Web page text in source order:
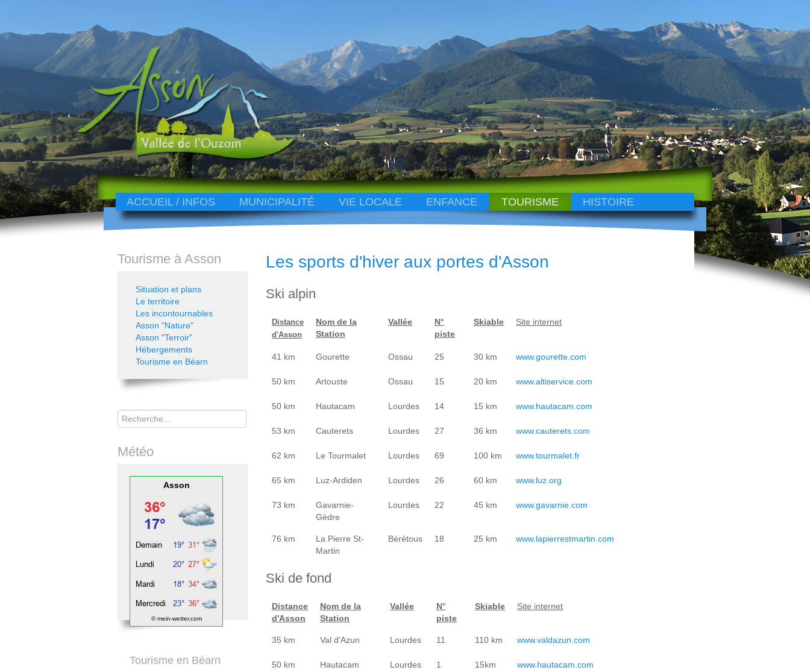
ACCUEIL / INFOS MUNICIPALITÉ VIE LOCALE ENFANCE TOURISME HISTOIRE
Les sports d'hiver aux portes d'Asson
Ski alpin
Distance
d'Asson
Nom de la
Station
Vallée
N°
piste
Skiable Site internet
41 km Gourette Ossau 25 30 km www.gourette.com
50 km Artouste Ossau 15 20 km www.altiservice.com
50 km Hautacam Lourdes 14 15 km www.hautacam.com
53 km Cauterets Lourdes 27 36 km www.cauterets.com
62 km Le Tourmalet Lourdes 69 100 km www.tourmalet.fr
65 km Luz-Ardiden Lourdes 26 60 km www.luz.org
73 km
Gavarnie-
Gèdre
Lourdes 22 45 km www.gavarnie.com
76 km
La Pierre St-
Martin
Bérétous 18 25 km www.lapierrestmartin.com
Ski de fond
Distance
d'Asson
Nom de la
Station
Vallée
N°
piste
Skiable Site internet
35 km Val d'Azun Lourdes 11 110 km www.valdazun.com
50 km Hautacam Lourdes 1 15km www.hautacam.com
Tourisme à Asson
Situation et plans
Le territoire
Les incontournables
Asson "Nature"
Asson "Terroir"
Hébergements
Tourisme en Béarn
Rechercher
Météo
Asson
© mein-wetter.com
Tourisme en Béarn